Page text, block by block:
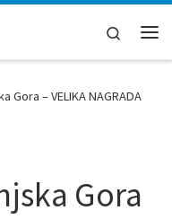
Search
Gora – VELIKA NAGRADA
Gora